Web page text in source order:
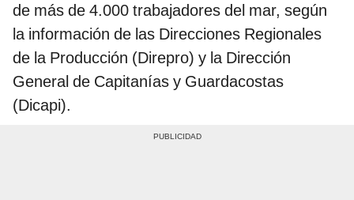
de más de 4.000 trabajadores del mar, según
la información de las Direcciones Regionales
de la Producción (Direpro) y la Dirección
General de Capitanías y Guardacostas
(Dicapi).